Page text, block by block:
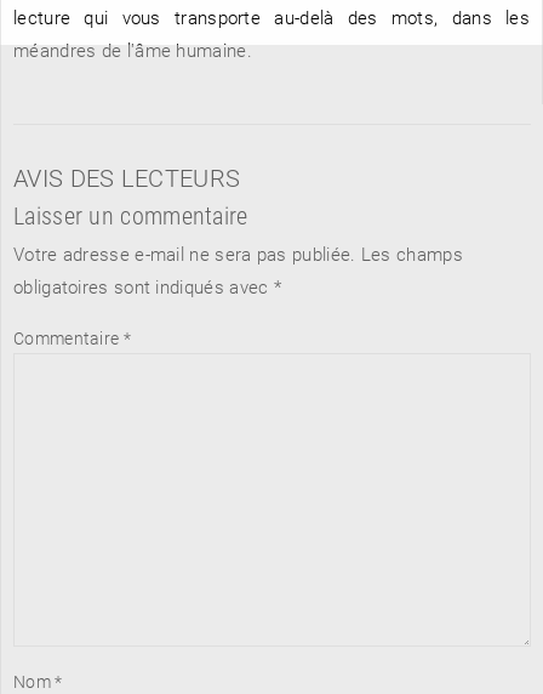
lecture qui vous transporte au-delà des mots, dans les
méandres de l'âme humaine.
AVIS DES LECTEURS
Laisser un commentaire
Votre adresse e-mail ne sera pas publiée. Les champs
obligatoires sont indiqués avec *
Commentaire *
Nom*